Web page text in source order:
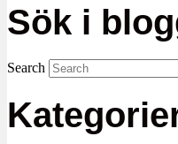
Sök i
Search